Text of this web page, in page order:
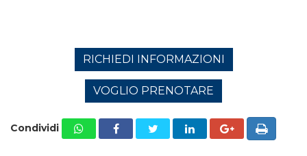
RICHIEDI INFORMAZIONI
VOGLIO PRENOTARE
Condividi